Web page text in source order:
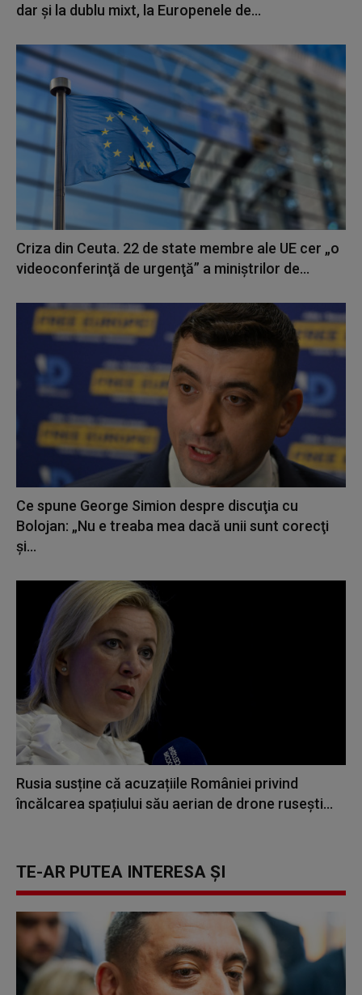
dar și la dublu mixt, la Europenele de...
Criza din Ceuta. 22 de state membre ale UE cer „o
videoconferinţă de urgenţă” a miniştrilor de...
Ce spune George Simion despre discuţia cu
Bolojan: „Nu e treaba mea dacă unii sunt corecţi
şi...
Rusia susține că acuzațiile României privind
încălcarea spațiului său aerian de drone rusești...
TE-AR PUTEA INTERESA ȘI